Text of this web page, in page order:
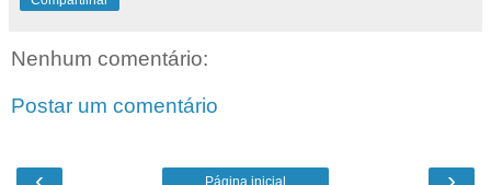
Nenhum comentário:
Postar um comentário
Página inicial